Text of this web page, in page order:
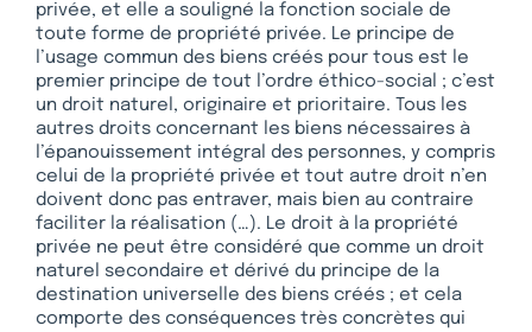
privée, et elle a souligné la fonction sociale de
toute forme de propriété privée. Le principe de
l’usage commun des biens créés pour tous est le
premier principe de tout l’ordre éthico-social ; c’est
un droit naturel, originaire et prioritaire. Tous les
autres droits concernant les biens nécessaires à
l’épanouissement intégral des personnes, y compris
celui de la propriété privée et tout autre droit n’en
doivent donc pas entraver, mais bien au contraire
faciliter la réalisation (…). Le droit à la propriété
privée ne peut être considéré que comme un droit
naturel secondaire et dérivé du principe de la
destination universelle des biens créés ; et cela
comporte des conséquences très concrètes qui